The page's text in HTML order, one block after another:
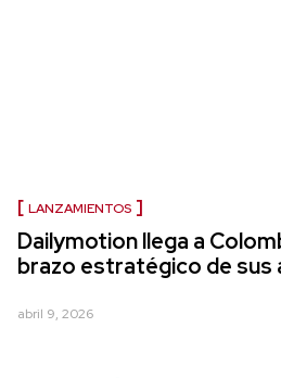
LANZAMIENTOS
Dailymotion llega a
brazo estratégico de sus
abril 9, 2026